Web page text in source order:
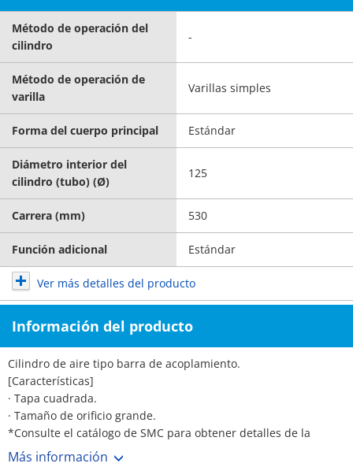
Método de operación del
cilindro
-
Método de operación de
varilla
Varillas simples
Forma del cuerpo principal Estándar
Diámetro interior del
cilindro (tubo) (Ø)
125
Carrera (mm) 530
Función adicional Estándar
Ver más detalles del producto
Información del producto
Cilindro de aire tipo barra de acoplamiento.
[Características]
· Tapa cuadrada.
· Tamaño de orificio grande.
*Consulte el catálogo de SMC para obtener detalles de la
especificación.
Más información